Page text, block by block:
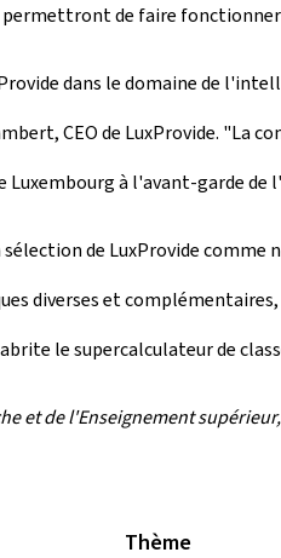
de faire
dans le domaine de
CEO de LuxProvide. "La
à l'avant-garde de
sélection de LuxProvidecomme
diverses et
le supercalculateur de
et de l'Enseignement supérieur,
Thème